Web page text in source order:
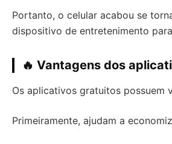
Portanto, o celular acabou se
dispositivo de entretenimento
🔥 Vantagens dos
Os aplicativos gratuitos possuem
Primeiramente, ajudam a